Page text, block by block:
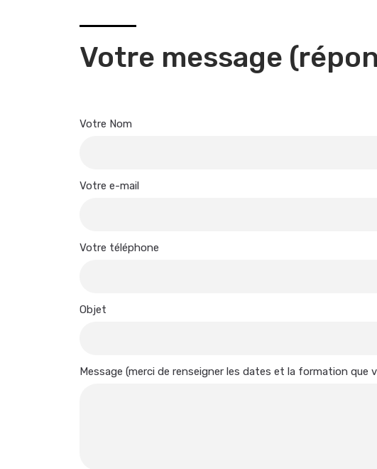
Votre message
Votre Nom
Votre e-mail
Votre téléphone
Objet
Message (merci de renseigner les dates et la formation que